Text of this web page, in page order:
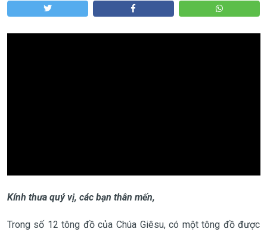
Kính thưa quý vị, các bạn thân mến,
Trong số 12 tông đồ của Chúa Giêsu, có một tông đồ được